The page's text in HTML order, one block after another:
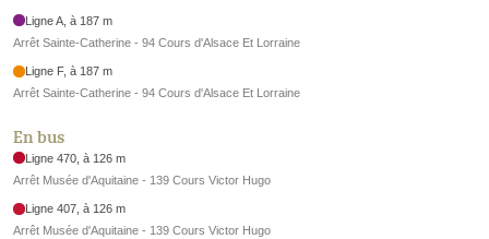
Ligne A, à 187 m
Arrêt Sainte-Catherine - 94 Cours d'Alsace Et Lorraine
Ligne F, à 187 m
Arrêt Sainte-Catherine - 94 Cours d'Alsace Et Lorraine
En bus
Ligne 470, à 126 m
Arrêt Musée d'Aquitaine - 139 Cours Victor Hugo
Ligne 407, à 126 m
Arrêt Musée d'Aquitaine - 139 Cours Victor Hugo